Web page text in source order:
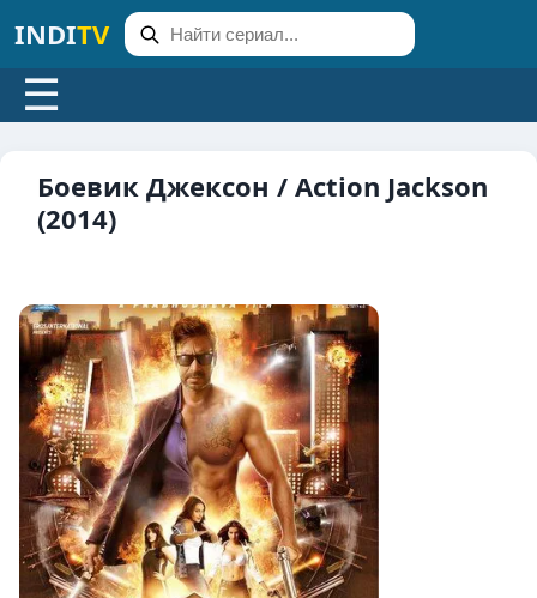
INDITV
☰
Боевик Джексон / Action Jackson
(2014)